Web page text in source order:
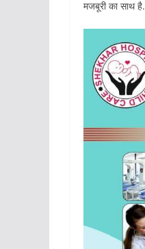
मजबूरी का साथ है.